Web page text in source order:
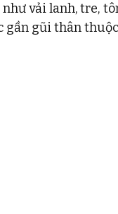
vải lanh, tre,
gần gũi thân